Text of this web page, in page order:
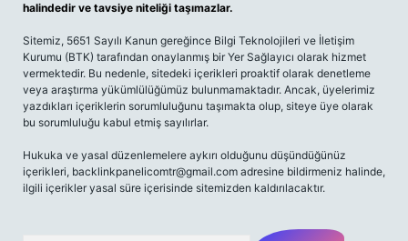
halindedir ve tavsiye niteliği taşımazlar.
Sitemiz, 5651 Sayılı Kanun gereğince Bilgi Teknolojileri ve İletişim
Kurumu (BTK) tarafından onaylanmış bir Yer Sağlayıcı olarak hizmet
vermektedir. Bu nedenle, sitedeki içerikleri proaktif olarak denetleme
veya araştırma yükümlülüğümüz bulunmamaktadır. Ancak, üyelerimiz
yazdıkları içeriklerin sorumluluğunu taşımakta olup, siteye üye olarak
bu sorumluluğu kabul etmiş sayılırlar.
Hukuka ve yasal düzenlemelere aykırı olduğunu düşündüğünüz
içerikleri, backlinkpanelicomtr@gmail.com adresine bildirmeniz halinde,
ilgili içerikler yasal süre içerisinde sitemizden kaldırılacaktır.